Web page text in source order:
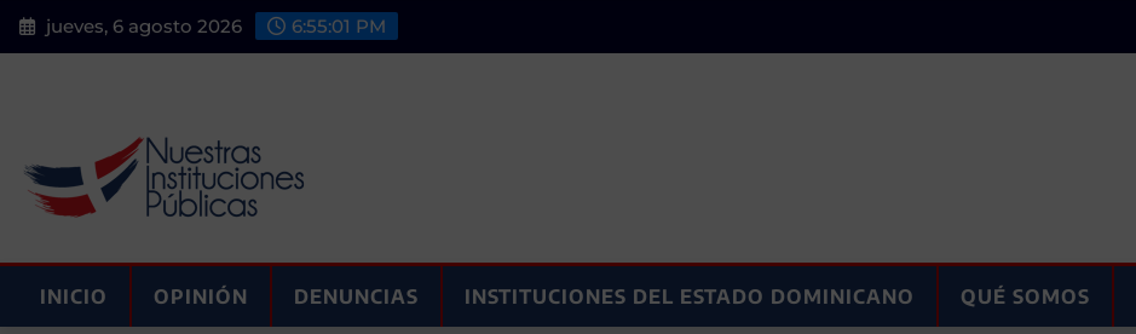
Saltar
al
jueves, 6 agosto 2026 6:55:02 PM
INICIO OPINIÓN DENUNCIAS INSTITUCIONES DEL ESTADO DOMINICANO QUÉ SOMOS